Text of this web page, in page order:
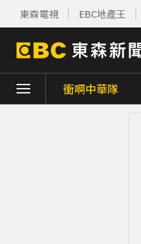
東森電視 EBC地產王
衝啊中華隊